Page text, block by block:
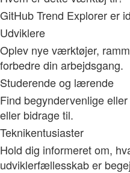
GitHub Trend Explorer er
Udviklere
Oplev nye værktøjer,
forbedre din arbejdsgang.
Studerende og lærende
Find begyndervenlige
eller bidrage til.
Teknikentusiaster
Hold dig informeret om,
udviklerfællesskab er